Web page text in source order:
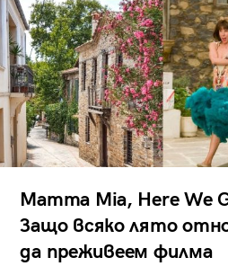
Mamma Mia, Here We
Защо всяко лято
да преживеем филма